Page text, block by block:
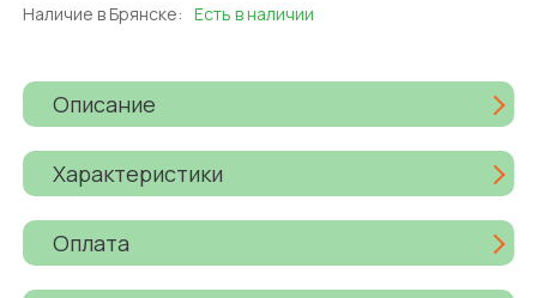
Наличие в Брянске: Есть в наличии
Описание
Характеристики
Оплата